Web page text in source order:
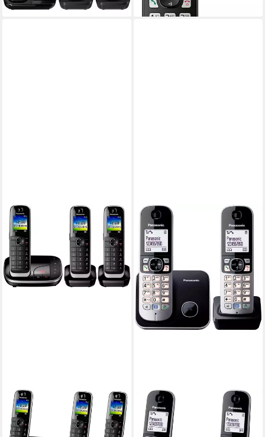
lieferbar - in 5-6 Werktagen bei dir
PANASONIC
KX-TG6812GB Schnurloses
DECT-Telefon (mit Anrufer-